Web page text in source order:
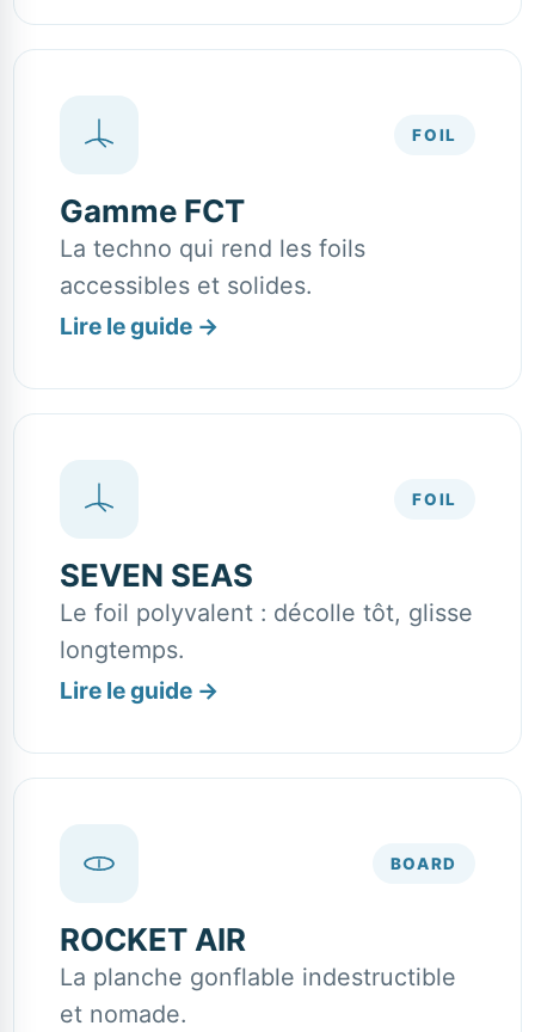
FOIL
Gamme FCT
La techno qui rend les foils
accessibles et solides.
Lire le guide →
FOIL
SEVEN SEAS
Le foil polyvalent : décolle tôt, glisse
longtemps.
Lire le guide →
BOARD
ROCKET AIR
La planche gonflable indestructible
et nomade.